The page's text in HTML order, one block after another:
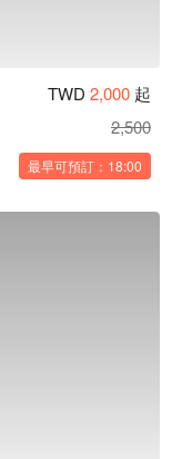
TWD 2,000 起
2,500
最早可預訂：18:00